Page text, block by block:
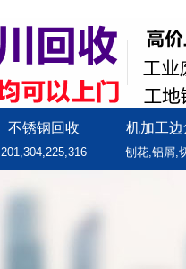
不锈钢回收
201,304,225,316
机加工
刨花,铝屑,